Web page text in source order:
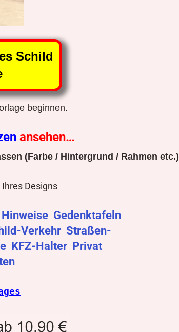
Schild
beginnen.
ansehen…
(Farbe / Hintergrund / Rahmen etc.)
Designs
Hinweise Gedenktafeln
Verkehr Straßen-
KFZ-Halter Privat